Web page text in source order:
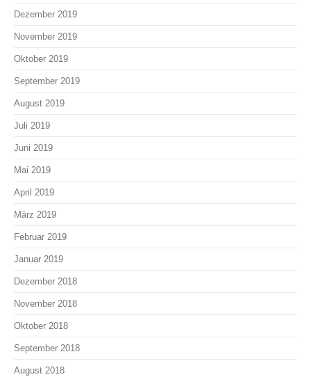
Dezember 2019
November 2019
Oktober 2019
September 2019
August 2019
Juli 2019
Juni 2019
Mai 2019
April 2019
März 2019
Februar 2019
Januar 2019
Dezember 2018
November 2018
Oktober 2018
September 2018
August 2018